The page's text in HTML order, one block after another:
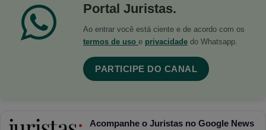
Portal Juristas.
Ao entrar você está ciente e de acordo com os
termos de uso e privacidade do Whatsapp.
PARTICIPE DO CANAL
Acompanhe o Juristas no Google News